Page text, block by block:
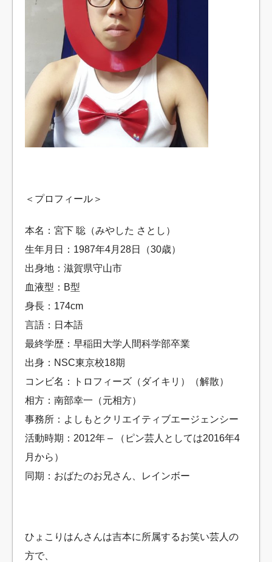
＜プロフィール＞
本名：宮下 聡（みやした さとし）
生年月日：1987年4月28日（30歳）
出身地：滋賀県守山市
血液型：B型
身長：174cm
言語：日本語
最終学歴：早稲田大学人間科学部卒業
出身：NSC東京校18期
コンビ名：トロフィーズ（ダイキリ）（解散）
相方：南部幸一（元相方）
事務所：よしもとクリエイティブエージェンシー
活動時期：2012年 – （ピン芸人としては2016年4
月から）
同期：おばたのお兄さん、レインボー
ひょこりはんさんは吉本に所属するお笑い芸人の
方で、